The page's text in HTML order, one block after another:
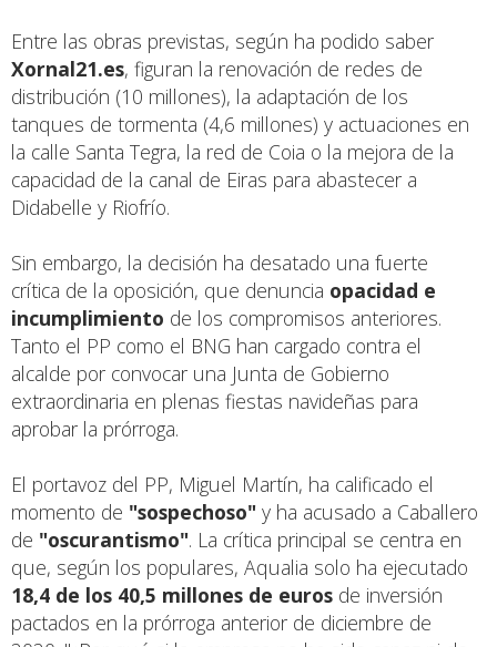
Entre las obras previstas, según ha podido saber
Xornal21.es, figuran la renovación de redes de
distribución (10 millones), la adaptación de los
tanques de tormenta (4,6 millones) y actuaciones en
la calle Santa Tegra, la red de Coia o la mejora de la
capacidad de la canal de Eiras para abastecer a
Didabelle y Riofrío.
Sin embargo, la decisión ha desatado una fuerte
crítica de la oposición, que denuncia opacidad e
incumplimiento de los compromisos anteriores.
Tanto el PP como el BNG han cargado contra el
alcalde por convocar una Junta de Gobierno
extraordinaria en plenas fiestas navideñas para
aprobar la prórroga.
El portavoz del PP, Miguel Martín, ha calificado el
momento de "sospechoso" y ha acusado a Caballero
de "oscurantismo". La crítica principal se centra en
que, según los populares, Aqualia solo ha ejecutado
18,4 de los 40,5 millones de euros de inversión
pactados en la prórroga anterior de diciembre de